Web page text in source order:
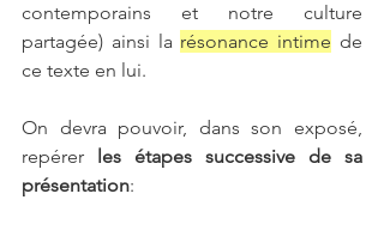
contemporains et notre culture
partagée) ainsi la résonance intime de
ce texte en lui.
On devra pouvoir, dans son exposé,
repérer les étapes successive de sa
présentation: